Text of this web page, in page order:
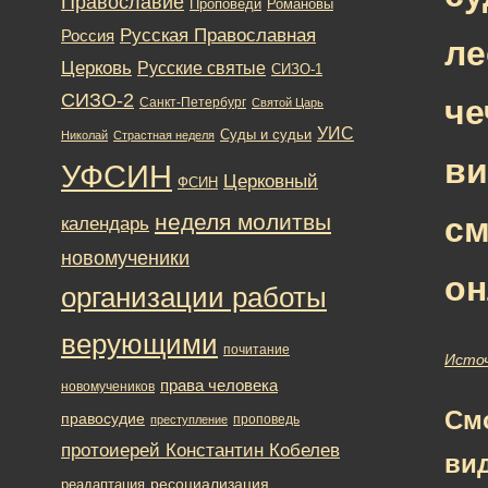
Проповеди Романовы
Россия Русская Православная
Церковь Русские святые СИЗО-1
СИЗО-2 Санкт-Петербург Святой Царь
Николай Страстная неделя Суды и судьи УИС
УФСИН ФСИН Церковный
календарь неделя молитвы
новомученики
организации работы
верующими почитание
новомучеников права человека
правосудие преступление проповедь
протоиерей Константин Кобелев
реадаптация ресоциализация